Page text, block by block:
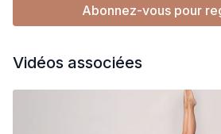
basic. Ce programme recentre
fondations, la régularité, le
Cool, efficace, sans prise de tête.
À toi de jouer !
Abonnez-vous pour
Vidéos associées